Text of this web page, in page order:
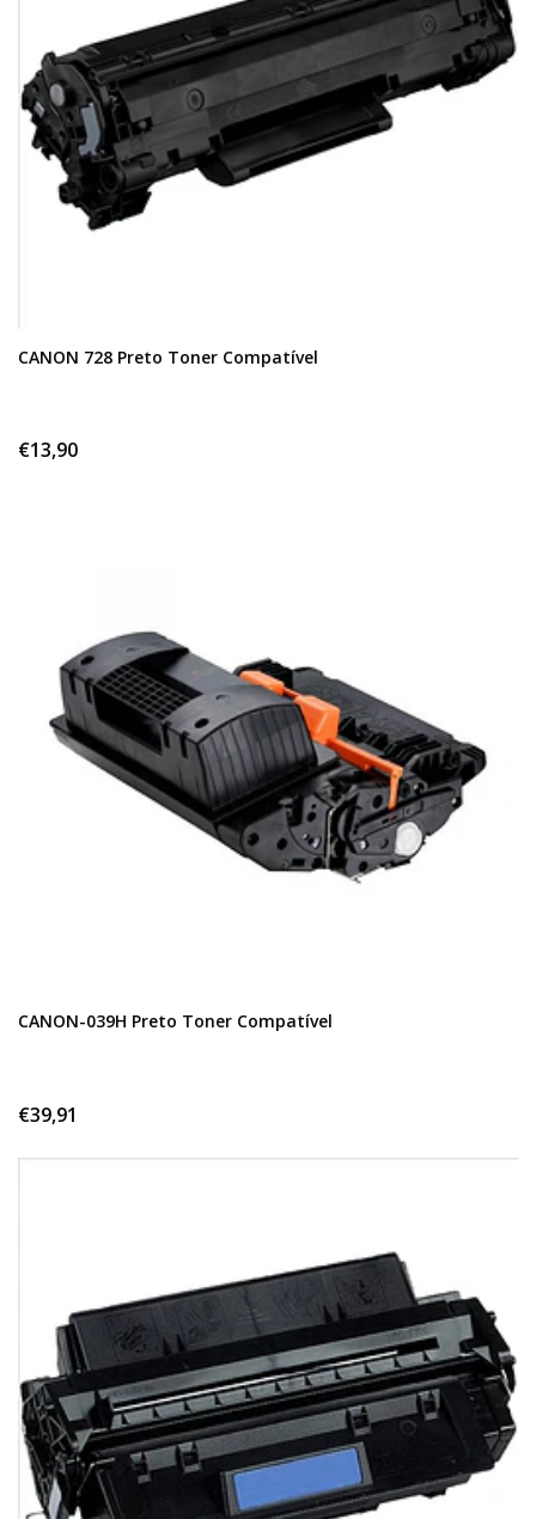
CANON 728 Preto Toner Compatível
€13,90
CANON-039H Preto Toner Compatível
€39,91